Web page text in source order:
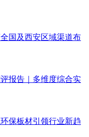
国及西安区域渠道布
报告｜多维度综合实
保板材引领行业新趋